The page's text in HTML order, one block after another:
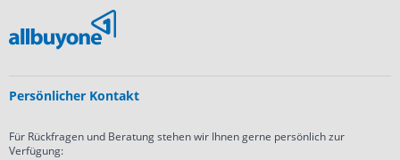
Persönlicher Kontakt
Für Rückfragen und Beratung stehen wir Ihnen gerne persönlich zur
Verfügung: